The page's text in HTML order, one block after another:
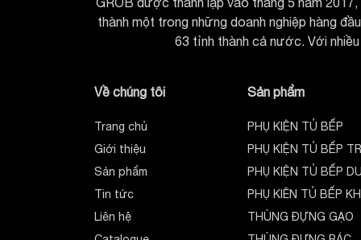
Tại sao GROB được khách hàng tin
Với phương châm lấy chữ tín làm thương
cao chất lượng sản phẩm cũng như dịch vụ
hàng. GROB luôn tự hào về các sản phẩm
GROB hệ thống đại lý, chi nhánh trên
Minh, Cần Thơ….
thành một trong những doanh nghiệp hàng
63 tỉnh thành cả nước. Với
Về chúng tôi
Trang chủ
Giới thiệu
Sản phẩm
Tin tức
Liên hệ
Sản phẩm
PHỤ KIỆN TỦ BẾP
PHỤ KIỆN TỦ BẾP
PHỤ KIỆN TỦ BẾP
PHỤ KIÊN TỦ BẾP
THÙNG ĐỰNG GẠO